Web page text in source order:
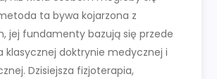
ta bywa kojarzona z
jej fundamenty bazują się przede
klasycznej doktrynie medycznej i
Dzisiejsza fizjoterapia,